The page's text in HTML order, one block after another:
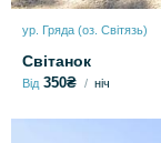
ур. Гряда (оз. Світязь)
Світанок
Від 350₴ ніч